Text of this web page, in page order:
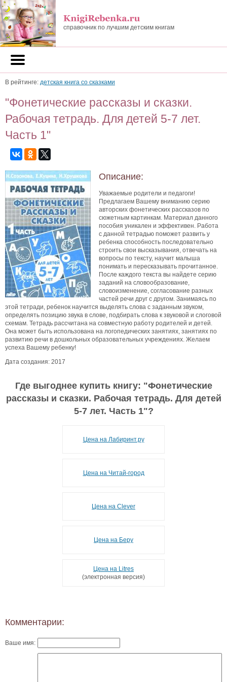
справочник по лучшим детским книгам
В рейтинге: детская книга со сказками
"Фонетические рассказы и сказки.
Рабочая тетрадь. Для детей 5-7 лет.
Часть 1"
Описание:
Уважаемые родители и педагоги!
Предлагаем Вашему вниманию серию
авторских фонетических рассказов по
сюжетным картинкам. Материал данного
пособия уникален и эффективен. Работа
с данной тетрадью поможет развить у
ребенка способность последовательно
строить свои высказывания, отвечать на
вопросы по тексту, научит малыша
понимать и пересказывать прочитанное.
После каждого текста вы найдете серию
заданий на словообразование,
словоизменение, согласование разных
частей речи друг с другом. Занимаясь по
этой тетради, ребенок научится выделять слова с заданным звуком,
определять позицию звука в слове, подбирать слова к звуковой и слоговой
схемам. Тетрадь рассчитана на совместную работу родителей и детей.
Она может быть использована на логопедических занятиях, занятиях по
развитию речи в дошкольных образовательных учреждениях. Желаем
успеха Вашему ребенку!
Дата создания: 2017
Где выгоднее купить книгу: "Фонетические
рассказы и сказки. Рабочая тетрадь. Для детей
5-7 лет. Часть 1"?
Цена на Лабиринт.ру
Цена на Читай-город
Цена на Clever
Цена на Беру
Цена на Litres
(электронная версия)
Комментарии:
Ваше имя: